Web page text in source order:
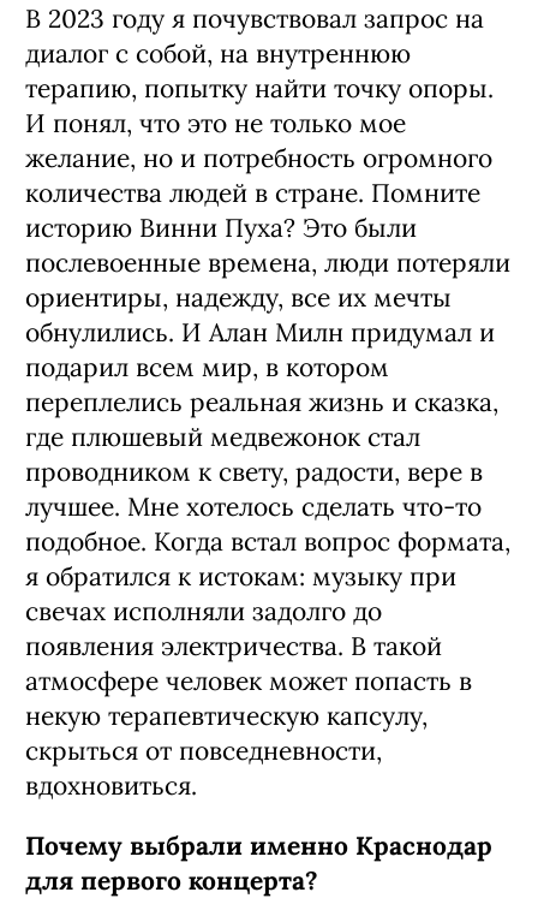
В 2023 году я почувствовал запрос на
диалог с собой, на внутреннюю
терапию, попытку найти точку опоры.
И понял, что это не только мое
желание, но и потребность огромного
количества людей в стране. Помните
историю Винни Пуха? Это были
послевоенные времена, люди потеряли
ориентиры, надежду, все их мечты
обнулились. И Алан Милн придумал и
подарил всем мир, в котором
переплелись реальная жизнь и сказка,
где плюшевый медвежонок стал
проводником к свету, радости, вере в
лучшее. Мне хотелось сделать что-то
подобное. Когда встал вопрос формата,
я обратился к истокам: музыку при
свечах исполняли задолго до
появления электричества. В такой
атмосфере человек может попасть в
некую терапевтическую капсулу,
скрыться от повседневности,
вдохновиться.
Почему выбрали именно Краснодар
для первого концерта?